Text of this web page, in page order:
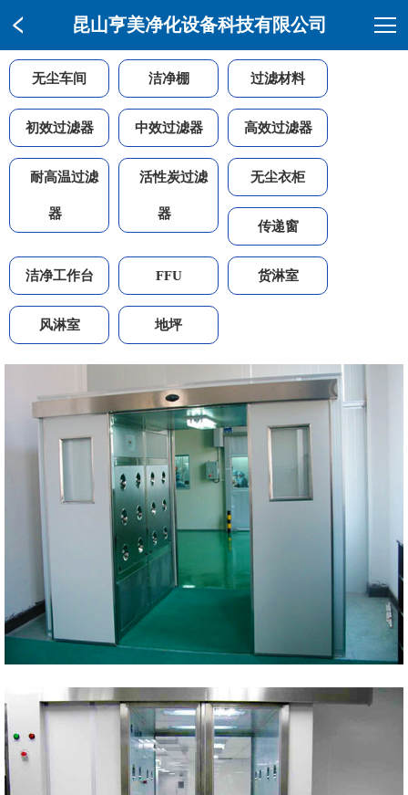
昆山亨美净化设备科技有限公司
无尘车间 洁净棚 过滤材料
初效过滤器 中效过滤器 高效过滤器
耐高温过滤
器
活性炭过滤
器
无尘衣柜
传递窗
洁净工作台 FFU 货淋室
风淋室 地坪